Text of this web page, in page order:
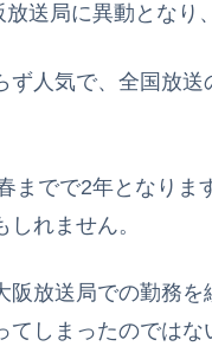
送局に異動となり
ず人気で、全国放
までで2年となりま
しれません。
阪放送局での勤務
てしまったのではな